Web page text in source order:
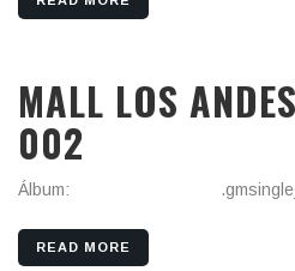
MALL LOS
002
Álbum:
READ MORE